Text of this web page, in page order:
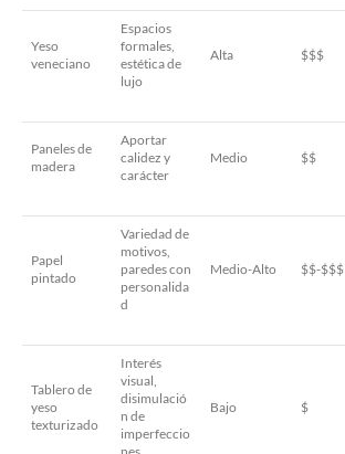
Yeso
veneciano
Espacios
formales,
estética de
lujo
Alta $$$
Paneles de
madera
Aportar
calidez y
carácter
Medio $$
Papel
pintado
Variedad de
motivos,
paredes con
personalida
d
Medio-Alto $$-$$$
Tablero de
yeso
texturizado
Interés
visual,
disimulació
n de
imperfeccio
Bajo $